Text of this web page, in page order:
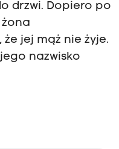
drzwi. Dopiero po
żona
jej mąż nie żyje.
nazwisko